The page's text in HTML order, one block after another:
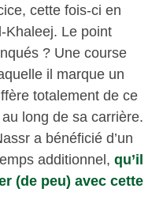
cette fois-ci en
Khaleej. Le point
? Une course
il marque un
totalement de ce
long de sa carrière.
a bénéficié d’un
additionnel, qu’il
(de peu) avec cette